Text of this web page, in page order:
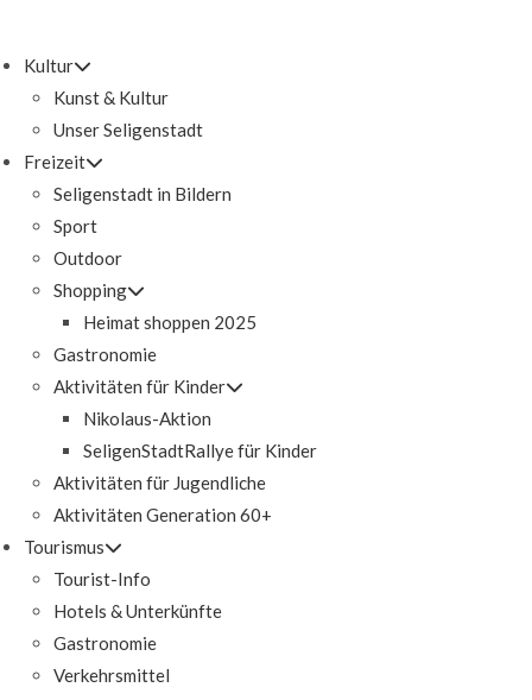
Kultur
Kunst & Kultur
Unser Seligenstadt
Freizeit
Seligenstadt in Bildern
Sport
Outdoor
Shopping
Heimat shoppen 2025
Gastronomie
Aktivitäten für Kinder
Nikolaus-Aktion
SeligenStadtRallye für Kinder
Aktivitäten für Jugendliche
Aktivitäten Generation 60+
Tourismus
Tourist-Info
Hotels & Unterkünfte
Gastronomie
Verkehrsmittel